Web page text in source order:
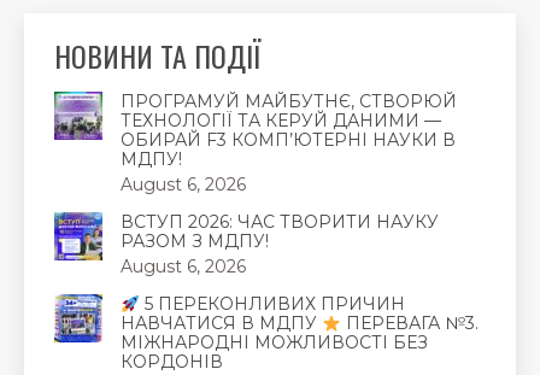
НОВИНИ ТА ПОДІЇ
ПРОГРАМУЙ МАЙБУТНЄ, СТВОРЮЙ
ТЕХНОЛОГІЇ ТА КЕРУЙ ДАНИМИ —
ОБИРАЙ F3 КОМП’ЮТЕРНІ НАУКИ В
МДПУ!
August 6, 2026
ВСТУП 2026: ЧАС ТВОРИТИ НАУКУ
РАЗОМ З МДПУ!
August 6, 2026
5 ПЕРЕКОНЛИВИХ ПРИЧИН
НАВЧАТИСЯ В МДПУ
ПЕРЕВАГА №3.
МІЖНАРОДНІ МОЖЛИВОСТІ БЕЗ
КОРДОНІВ